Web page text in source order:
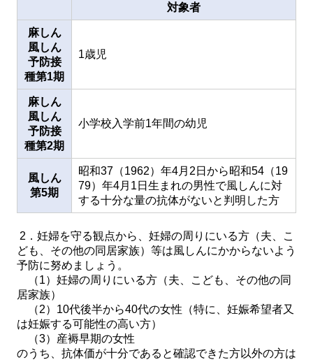
対象者
麻しん
風しん
予防接
種第1期
1歳児
麻しん
風しん
予防接
種第2期
小学校入学前1年間の幼児
風しん
第5期
昭和37（1962）年4月2日から昭和54（19
79）年4月1日生まれの男性で風しんに対
する十分な量の抗体がないと判明した方
2．妊婦を守る観点から、妊婦の周りにいる方（夫、こ
ども、その他の同居家族）等は風しんにかからないよう
予防に努めましょう。
（1）妊婦の周りにいる方（夫、こども、その他の同
居家族）
（2）10代後半から40代の女性（特に、妊娠希望者又
は妊娠する可能性の高い方）
（3）産褥早期の女性
のうち、抗体価が十分であると確認できた方以外の方は